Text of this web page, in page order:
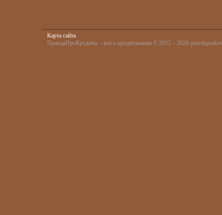
Карта сайта
ПравдаПроКредиты – всё о кредитовании © 2012 – 2026